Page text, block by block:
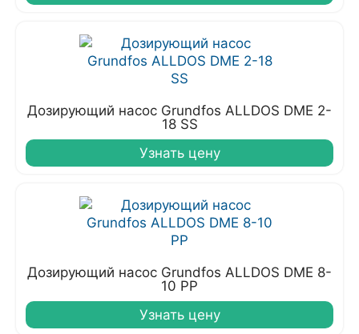
Дозирующий насос Grundfos ALLDOS DME 2-
18 SS
Узнать цену
Дозирующий насос Grundfos ALLDOS DME 8-
10 PP
Узнать цену